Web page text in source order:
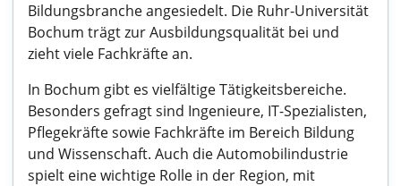
Bildungsbranche angesiedelt. Die Ruhr-Universität
Bochum trägt zur Ausbildungsqualität bei und
zieht viele Fachkräfte an.
In Bochum gibt es vielfältige Tätigkeitsbereiche.
Besonders gefragt sind Ingenieure, IT-Spezialisten,
Pflegekräfte sowie Fachkräfte im Bereich Bildung
und Wissenschaft. Auch die Automobilindustrie
spielt eine wichtige Rolle in der Region, mit